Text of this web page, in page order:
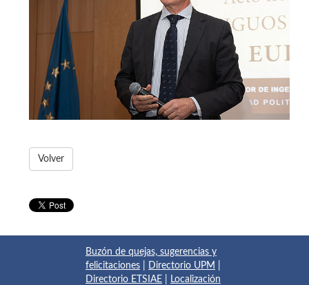
Volver
Buzón de quejas, sugerencias y
felicitaciones
Directorio UPM
Directorio ETSIAE
Localización